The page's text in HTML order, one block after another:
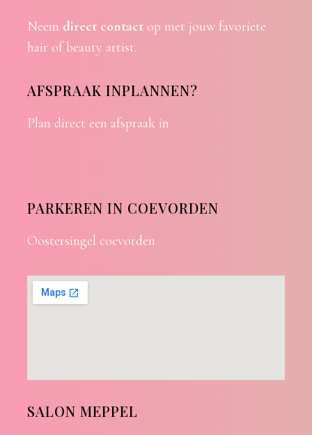
Neem direct contactop met jouw favoriete
hair of beauty artist.
AFSPRAAK INPLANNEN?
Plan direct een afspraak in
PARKEREN IN COEVORDEN
Oostersingel coevorden
SALON MEPPEL